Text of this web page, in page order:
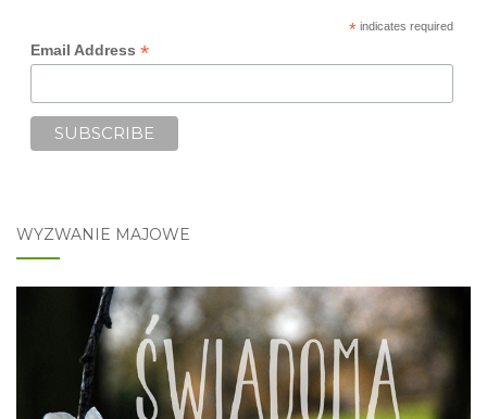
*indicates required
Email Address *
WYZWANIE MAJOWE